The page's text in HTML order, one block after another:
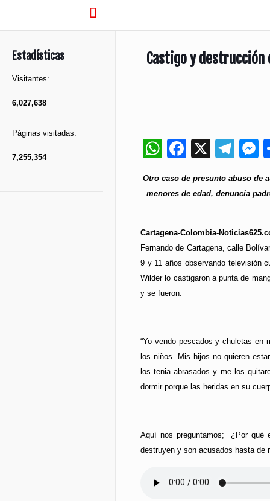
Castigo y destrucción
WhatsApp
X
Otro caso de presunto abuso de
menores de edad, denuncia
Cartagena-Colombia-
Fernando de Cartagena, calle
9 y 11 años observando televisión
Wilder lo castigaron a punta de
y se fueron.
“Yo vendo pescados y chuletas en
los niños. Mis hijos no quieren
los tenia abrasados y me los
dormir porque las heridas en su
Aquí nos preguntamos; ¿Por qué
destruyen y son acusados hasta de
Estadísticas
Visitantes:
6,027,638
Páginas visitadas:
7,255,354